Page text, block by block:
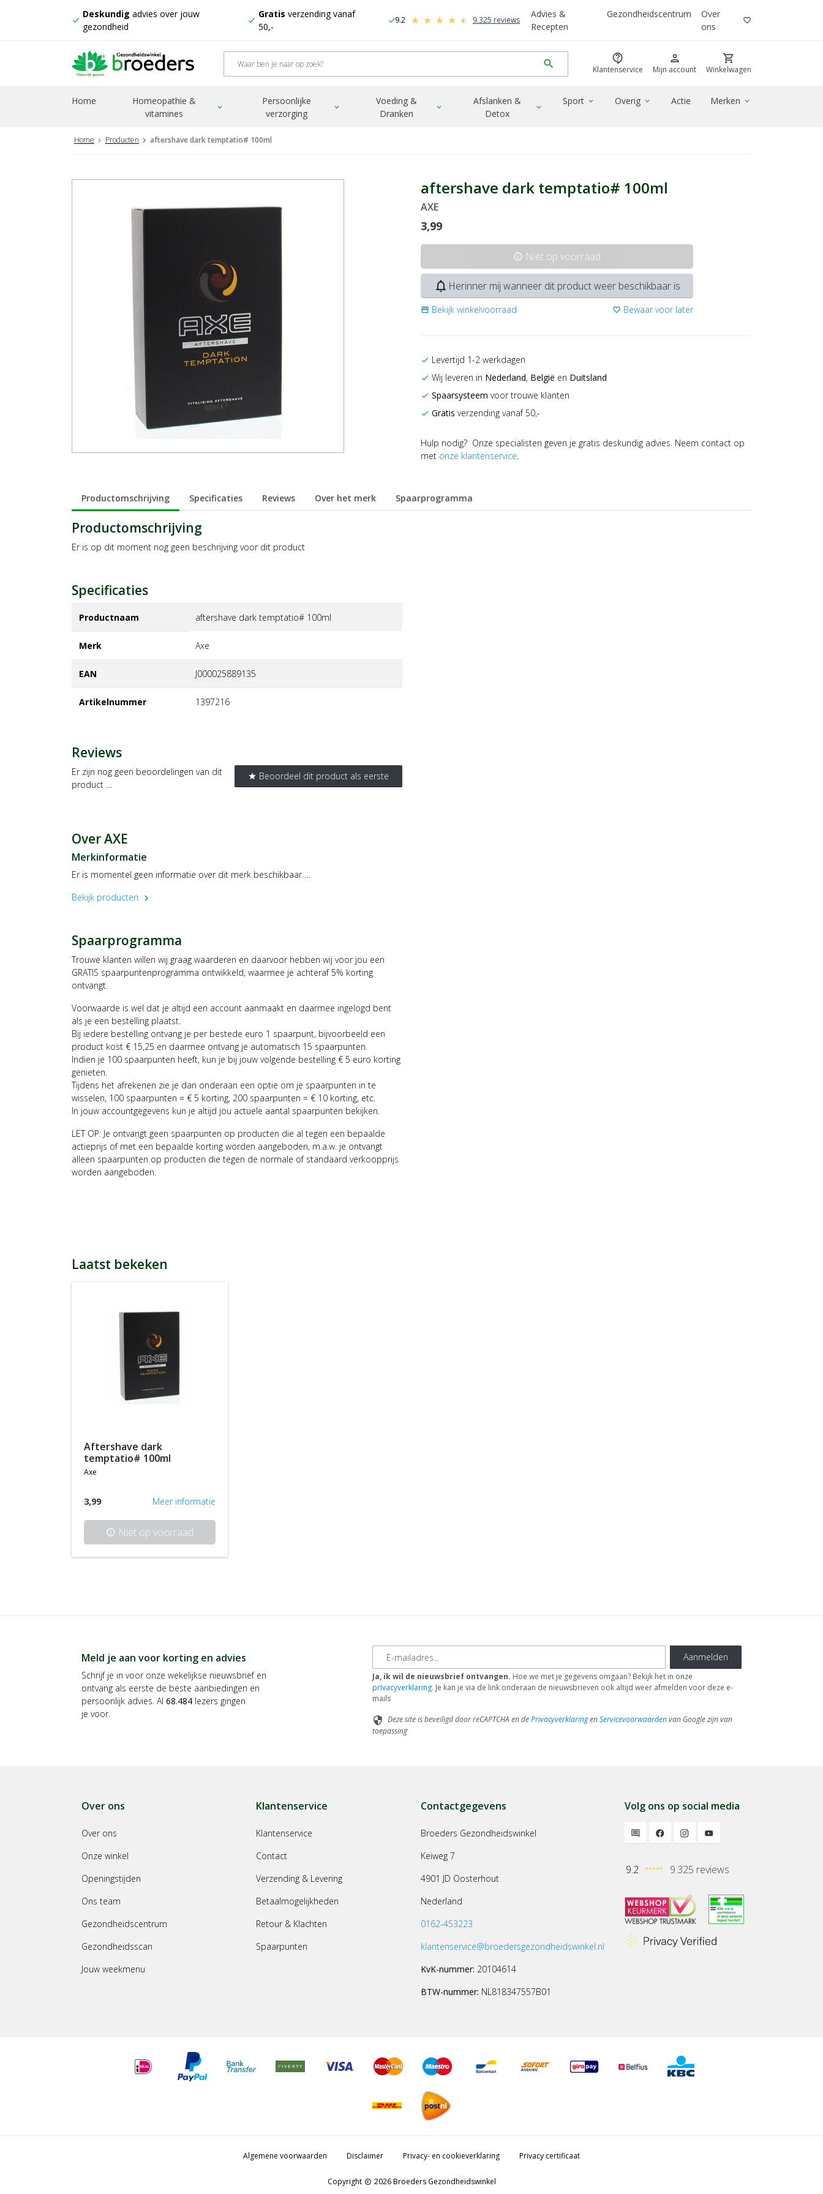
check
Deskundig advies over jouw
gezondheid
check
Gratis verzending vanaf
50,-
check9.2 9.325 reviews
Advies &
Recepten
Gezondheidscentrum
Over
ons
favorite_border
search contact_support
Klantenservice
person
Mijn account
shopping_cart
Winkelwagen
Home
Homeopathie &
vitamines
expand_more
Persoonlijke
verzorging
expand_more
Voeding &
Dranken
expand_more
Afslanken &
Detox
expand_more
Sport expand_more Overig expand_more Actie Merken expand_more
Home Producten aftershave dark temptatio# 100ml
aftershave dark temptatio# 100ml
AXE
3,99
info Niet op voorraad
notifications_none Herinner mij wanneer dit product weer beschikbaar is
storefront Bekijk winkelvoorraad favorite_border Bewaar voor later
check Levertijd 1-2 werkdagen
check Wij leveren in Nederland, België en Duitsland
check Spaarsysteem voor trouwe klanten
check Gratis verzending vanaf 50,-
Hulp nodig? Onze specialisten geven je gratis deskundig advies. Neem contact op
met onze klantenservice.
Productomschrijving Specificaties Reviews Over het merk Spaarprogramma
Productomschrijving
Er is op dit moment nog geen beschrijving voor dit product
Specificaties
Productnaam aftershave dark temptatio# 100ml
Merk axe
EAN J000025889135
Artikelnummer 1397216
Reviews
star Beoordeel dit product als eerste
Er zijn nog geen beoordelingen van dit
product …
Over AXE
Merkinformatie
Er is momentel geen informatie over dit merk beschikbaar …
Bekijk producten
chevron_right
Spaarprogramma
Trouwe klanten willen wij graag waarderen en daarvoor hebben wij voor jou een
GRATIS spaarpuntenprogramma ontwikkeld, waarmee je achteraf 5% korting
ontvangt.
Voorwaarde is wel dat je altijd een account aanmaakt en daarmee ingelogd bent
als je een bestelling plaatst.
Bij iedere bestelling ontvang je per bestede euro 1 spaarpunt, bijvoorbeeld een
product kost € 15,25 en daarmee ontvang je automatisch 15 spaarpunten.
Indien je 100 spaarpunten heeft, kun je bij jouw volgende bestelling € 5 euro korting
genieten.
Tijdens het afrekenen zie je dan onderaan een optie om je spaarpunten in te
wisselen, 100 spaarpunten = € 5 korting, 200 spaarpunten = € 10 korting, etc.
In jouw accountgegevens kun je altijd jou actuele aantal spaarpunten bekijken.
LET OP: Je ontvangt geen spaarpunten op producten die al tegen een bepaalde
actieprijs of met een bepaalde korting worden aangeboden, m.a.w. je ontvangt
alleen spaarpunten op producten die tegen de normale of standaard verkoopprijs
worden aangeboden.
Laatst bekeken
aftershave dark
temptatio# 100ml
axe
3,99 Meer informatie
info Niet op voorraad
Meld je aan voor korting en advies
Schrijf je in voor onze wekelijkse nieuwsbrief en
ontvang als eerste de beste aanbiedingen en
persoonlijk advies. Al 68.484 lezers gingen
je voor.
E-mailadres Aanmelden
Ja, ik wil de nieuwsbrief ontvangen. Hoe we met je gegevens omgaan? Bekijk het in onze
privacyverklaring. Je kan je via de link onderaan de nieuwsbrieven ook altijd weer afmelden voor deze e-
mails
security Deze site is beveiligd door reCAPTCHA en dePrivacyverklaringenServicevoorwaardenvan Google zijn van
toepassing
Over ons
Over ons
Onze winkel
Openingstijden
Ons team
Gezondheidscentrum
Gezondheidsscan
Jouw weekmenu
Klantenservice
Klantenservice
Contact
Verzending & Levering
Betaalmogelijkheden
Retour & Klachten
Spaarpunten
Contactgegevens
Broeders Gezondheidswinkel
Keiweg 7
4901 JD Oosterhout
Nederland
0162-453223
klantenservice@broedersgezondheidswinkel.nl
KvK-nummer: 20104614
BTW-nummer: NL818347557B01
Volg ons op social media
9.2 9.325 reviews
Algemene voorwaarden Disclaimer Privacy- en cookieverklaring Privacy certificaat
Copyright copyright 2026 Broeders Gezondheidswinkel